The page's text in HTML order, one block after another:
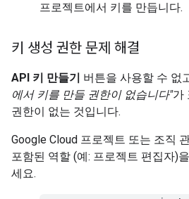
프로젝트에서 키를 만듭니다.
키 생성 권한 문제 해결
API 키 만들기 버튼을 사용할 수 없
에서 키를 만들 권한이 없습니다"가
권한이 없는 것입니다.
Google Cloud 프로젝트 또는 조직
포함된 역할 (예: 프로젝트 편집자)
세요.